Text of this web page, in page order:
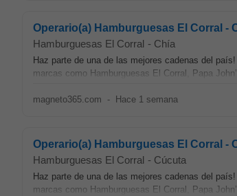
Operario(a) Hamburguesas El Corral -
Hamburguesas El Corral - Chía
Haz parte de una de las mejores cadenas del
marcas como Hamburguesas El Corral, Papa
magneto365.com - Hace 1 semana
Operario(a) Hamburguesas El Corral -
Hamburguesas El Corral - Cúcuta
Haz parte de una de las mejores cadenas del
marcas como Hamburguesas El Corral, Papa